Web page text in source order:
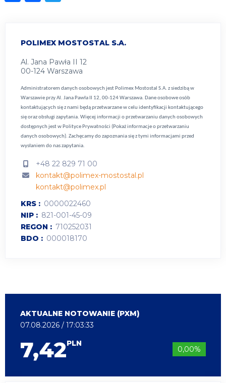
POLIMEX MOSTOSTAL S.A.
Al. Jana Pawła II 12
00-124 Warszawa
Administratorem danych osobowych jest Polimex Mostostal S.A. z siedzibą w
Warszawie przy Al. Jana Pawła II 12, 00-124 Warszawa. Dane osobowe osób
kontaktujących się z nami będą przetwarzane w celu identyfikacji kontaktującego
się oraz obsługi zapytania. Więcej informacji o przetwarzaniu danych osobowych
dostępnych jest w Polityce Prywatności (Pokaż informacje o przetwarzaniu
danych osobowych). Zachęcamy do zapoznania się z tymi informacjami przed
wysłaniem do nas zapytania.
+48 22 829 71 00
kontakt@polimex-mostostal.pl
kontakt@polimex.pl
KRS
0000022460
NIP
821-001-45-09
REGON
710252031
BDO
000018170
AKTUALNE NOTOWANIE (PXM)
07.08.2026 / 17:03:33
7,42PLN
0,00%